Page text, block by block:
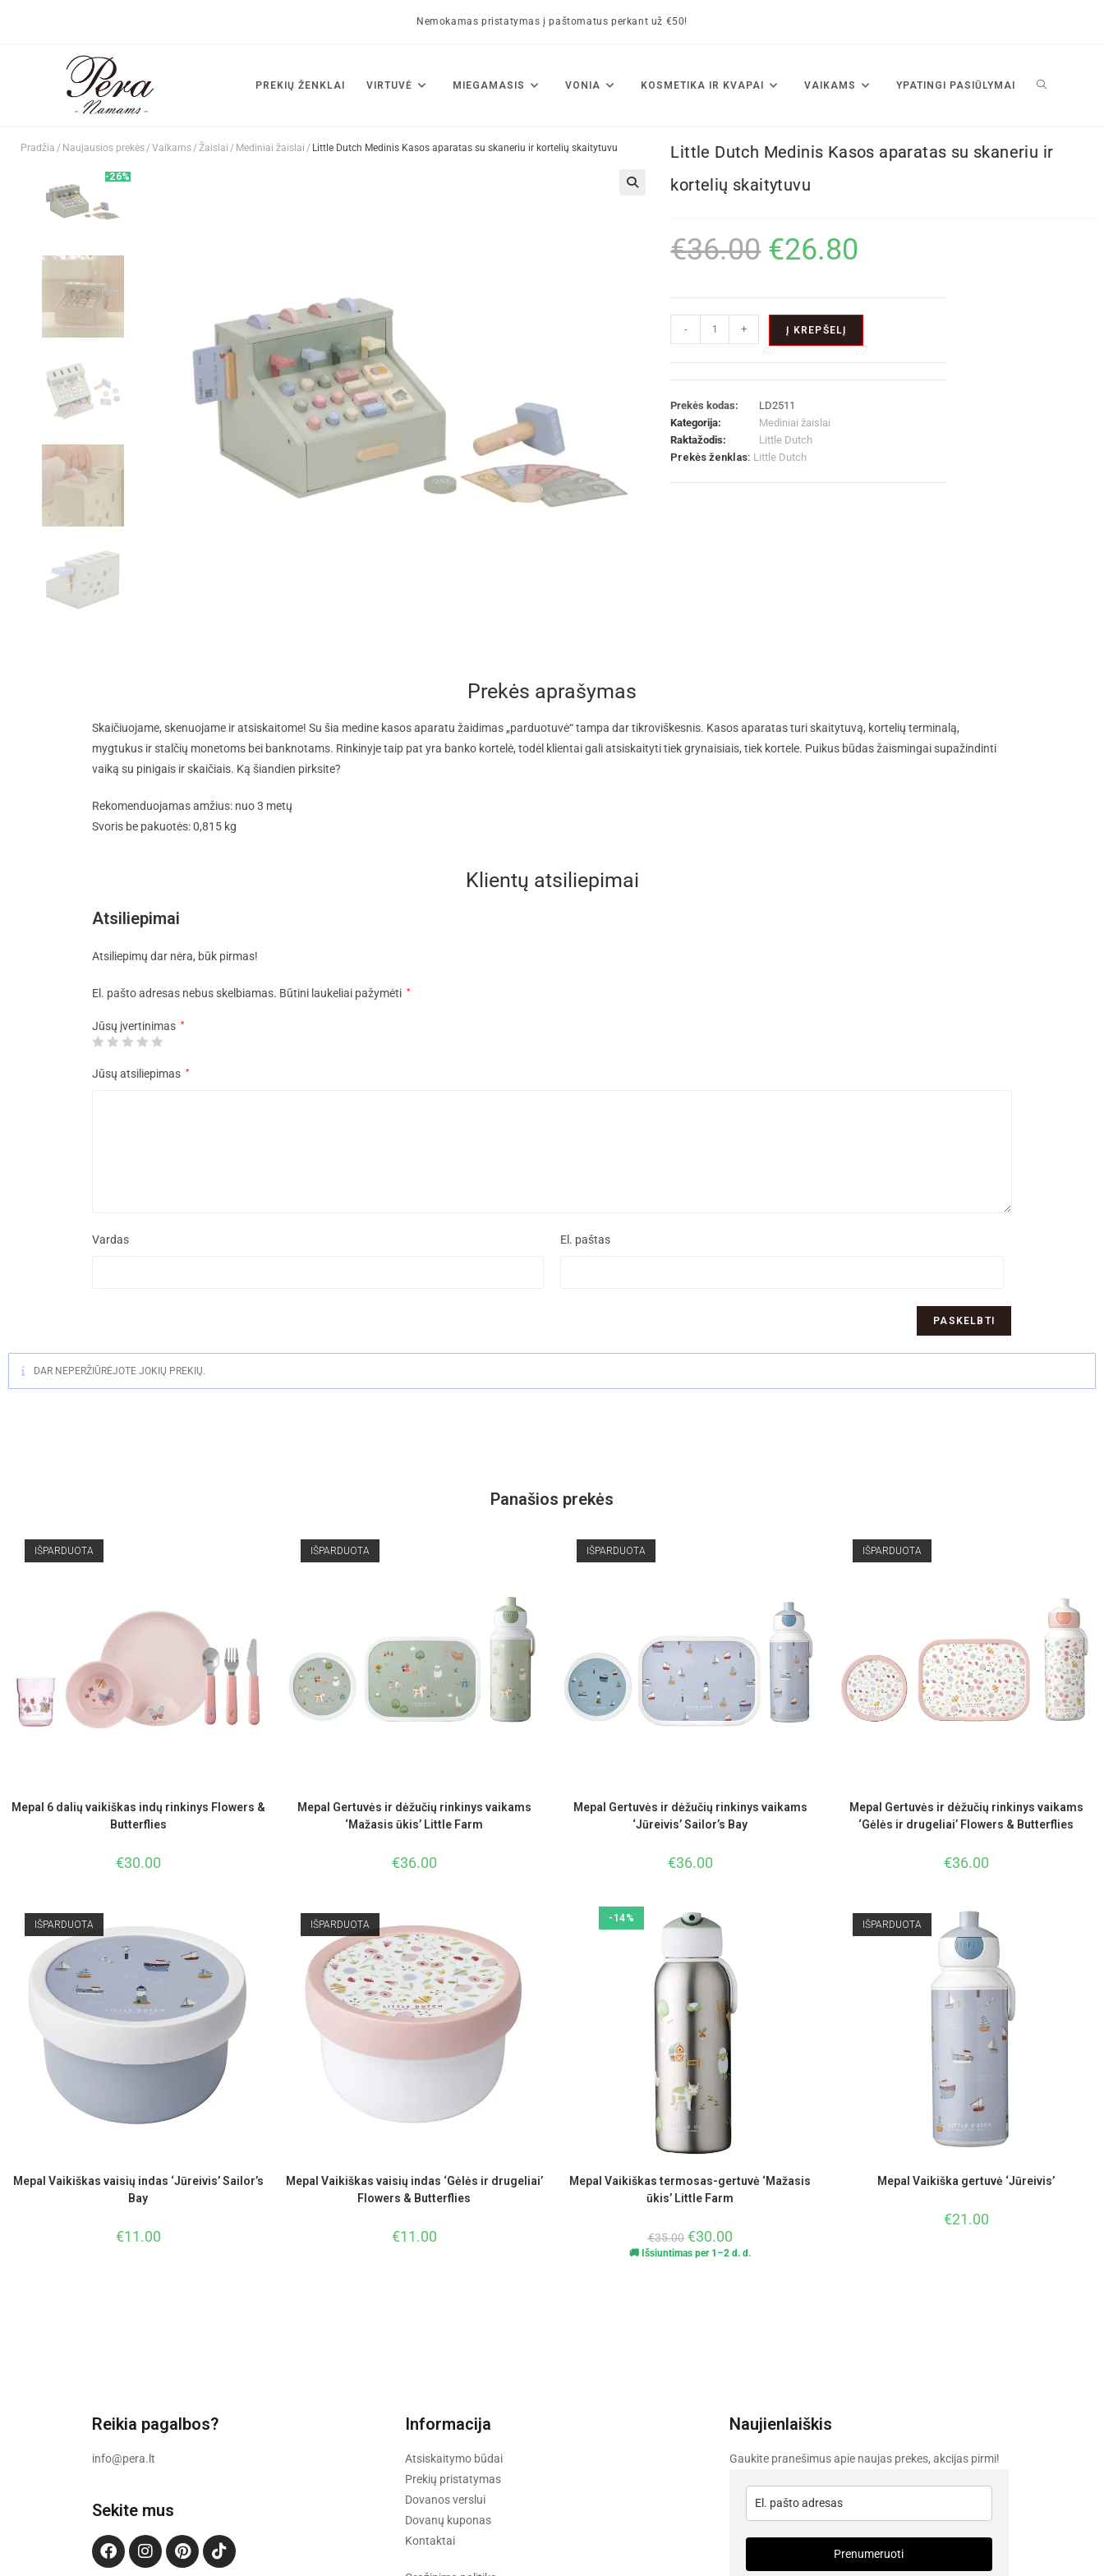
Nemokamas pristatymas į paštomatus perkant už €50!
PREKIŲ ŽENKLAI VIRTUVĖ MIEGAMASIS VONIA KOSMETIKA IR KVAPAI VAIKAMS YPATINGI PASIŪLYMAI
Pradžia / Naujausios prekės/Vaikams/Žaislai / Mediniai žaislai / Little Dutch Medinis Kasos aparatas su skaneriu ir kortelių skaitytuvu
-26%
Little Dutch Medinis Kasos aparatas su skaneriu ir
kortelių skaitytuvu
€36.00 €26.80
- + Į KREPŠELĮ
Prekės kodas:
LD2511
Kategorija:
Mediniai žaislai
Raktažodis:
Little Dutch
Prekės ženklas: Little Dutch
Prekės aprašymas
Skaičiuojame, skenuojame ir atsiskaitome! Su šia medine kasos aparatu žaidimas „parduotuvė“ tampa dar tikroviškesnis. Kasos aparatas turi skaitytuvą, kortelių terminalą,
mygtukus ir stalčių monetoms bei banknotams. Rinkinyje taip pat yra banko kortelė, todėl klientai gali atsiskaityti tiek grynaisiais, tiek kortele. Puikus būdas žaismingai supažindinti
vaiką su pinigais ir skaičiais. Ką šiandien pirksite?
Rekomenduojamas amžius: nuo 3 metų
Svoris be pakuotės: 0,815 kg
Klientų atsiliepimai
Atsiliepimai
Atsiliepimų dar nėra, būk pirmas!
El. pašto adresas nebus skelbiamas. Būtini laukeliai pažymėti *
Jūsų įvertinimas *
Jūsų atsiliepimas *
Vardas El. paštas
DAR NEPERŽIŪRĖJOTE JOKIŲ PREKIŲ.
Panašios prekės
IŠPARDUOTA
Mepal 6 dalių vaikiškas indų rinkinys Flowers &
Butterflies
€30.00
IŠPARDUOTA
Mepal Gertuvės ir dėžučių rinkinys vaikams
‘Mažasis ūkis’ Little Farm
€36.00
IŠPARDUOTA
Mepal Gertuvės ir dėžučių rinkinys vaikams
‘Jūreivis’ Sailor’s Bay
€36.00
IŠPARDUOTA
Mepal Gertuvės ir dėžučių rinkinys vaikams
‘Gėlės ir drugeliai’ Flowers & Butterflies
€36.00
IŠPARDUOTA
Mepal Vaikiškas vaisių indas ‘Jūreivis’ Sailor’s
Bay
€11.00
IŠPARDUOTA
Mepal Vaikiškas vaisių indas ‘Gėlės ir drugeliai’
Flowers & Butterflies
€11.00
-14%
Mepal Vaikiškas termosas-gertuvė ‘Mažasis
ūkis’ Little Farm
€35.00 €30.00
🚚 Išsiuntimas per 1–2 d. d.
IŠPARDUOTA
Mepal Vaikiška gertuvė ‘Jūreivis’
€21.00
Reikia pagalbos?
info@pera.lt
Sekite mus
Informacija
Atsiskaitymo būdai
Prekių pristatymas
Dovanos verslui
Dovanų kuponas
Kontaktai
Naujienlaiškis
Gaukite pranešimus apie naujas prekes, akcijas pirmi!
Prenumeruoti